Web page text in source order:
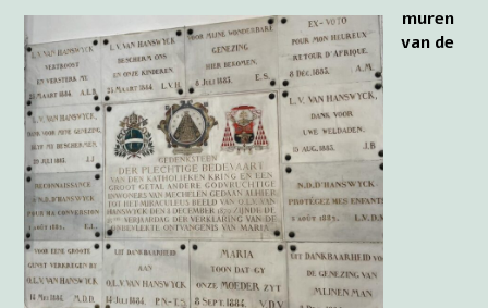
muren
van de